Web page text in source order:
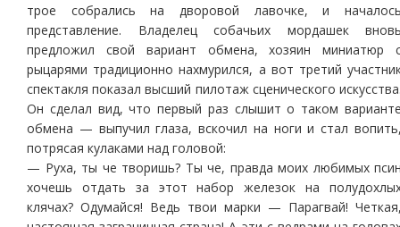
трое собрались на дворовой лавочке, и
представление. Владелец собачьих мордашек
предложил свой вариант обмена, хозяин миниатюр
рыцарями традиционно нахмурился, а вот третий
спектакля показал высший пилотаж сценического
Он сделал вид, что первый раз слышит о таком
обмена — выпучил глаза, вскочил на ноги и стал
потрясая кулаками над головой:
— Руха, ты че творишь? Ты че, правда моих любимых
хочешь отдать за этот набор железок на
клячах? Одумайся! Ведь твои марки — Парагвай!